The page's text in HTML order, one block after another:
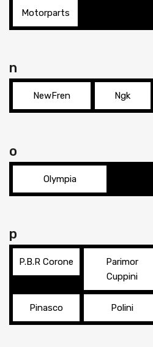
Motorparts
n
NewFren Ngk
o
Olympia
p
P.B.R Corone
Parimor
Cuppini
Pinasco Polini